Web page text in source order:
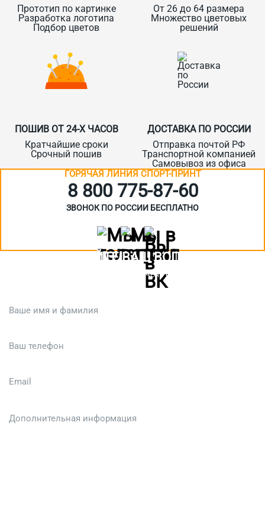
Прототип по картинке
Разработка логотипа
Подбор цветов
От 26 до 64 размера
Множество цветовых
решений
ПОШИВ ОТ 24-Х ЧАСОВ
Кратчайшие сроки
Срочный пошив
ДОСТАВКА ПО РОССИИ
Отправка почтой РФ
Транспортной компанией
Самовывоз из офиса
ГОРЯЧАЯ ЛИНИЯ СПОРТ-ПРИНТ
8 800 775‑87-60
ЗВОНОК ПО РОССИИ БЕСПЛАТНО
ЗАДАЙТЕ ВАШ ВОПРОС
Или кратко опишите ситуацию. Мы очень быстро свяжемся с вами